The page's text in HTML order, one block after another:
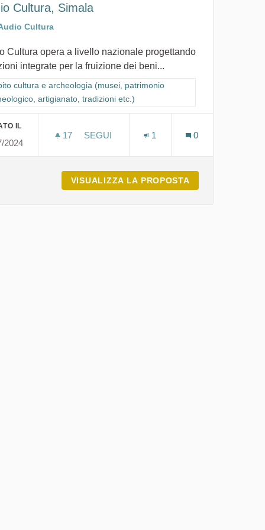
archeologico, artigianato, tradizioni etc.)
E BENI CUTURALI
ARCHEOLOGIA E BENI CUTURALI
Cultura, Simala
Cultura
Cultura opera a livello nazionale progettando
integrate per la fruizione dei beni...
i risultati per categoria: Ambito cultura e archeologia (musei,
cultura e archeologia (musei, patrimonio
artigianato, tradizioni etc.)
IL
2024
17 17 SOSTENITORI
SEGUI
1 0
VISUALIZZA LA PROPOSTA
archeologico, artigianato, tradizioni etc.)